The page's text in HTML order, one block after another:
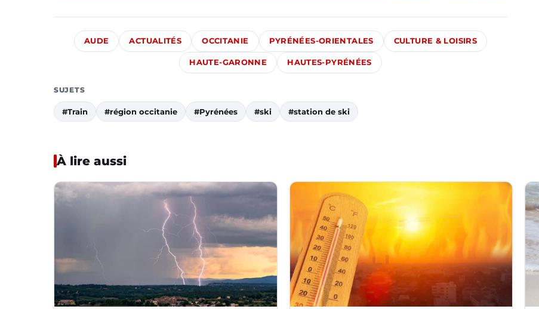
AUDE ACTUALITÉS OCCITANIE PYRÉNÉES-ORIENTALES CULTURE & LOISIRS
HAUTE-GARONNE HAUTES-PYRÉNÉES
SUJETS
#Train #région occitanie #Pyrénées #ski #station de ski
À lire aussi